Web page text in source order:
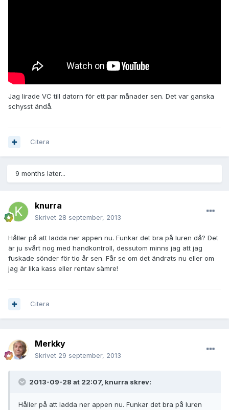
Jag lirade VC till datorn för ett par månader sen. Det var ganska
schysst ändå.
Citera
9 months later...
knurra
Skrivet 28 september, 2013
Håller på att ladda ner appen nu. Funkar det bra på luren då? Det
är ju svårt nog med handkontroll, dessutom minns jag att jag
fuskade sönder för tio år sen. Får se om det ändrats nu eller om
jag är lika kass eller rentav sämre!
Citera
Merkky
Skrivet 29 september, 2013
2013-09-28 at 22:07, knurra skrev:
Håller på att ladda ner appen nu. Funkar det bra på luren